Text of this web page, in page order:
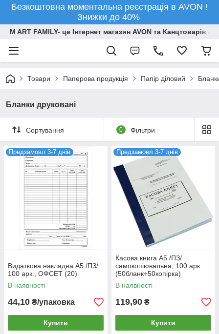
Безкоштовна моментальна реєстрація в AVON !
Знижки до 40%
M ART FAMILY- це Інтернет магазин AVON та Канцтоварів
Товари Паперова продукцiя Папір діловий
Бланки друковані
Сортування 0 Фільтри
Предзамовл 3-7 днів
Видаткова накладна А5 /ПЗ/
100 арк., ОФСЕТ (20)
В наявності
44,10 ₴/упаковка
Купити
Предзамовл 3-7 днів
Касова книга А5 /ПЗ/
самокопіювальна, 100 арк
(50бланк+50копірка)
ВЕРТИКАЛЬНА (20)
В наявності
119,90 ₴
Купити